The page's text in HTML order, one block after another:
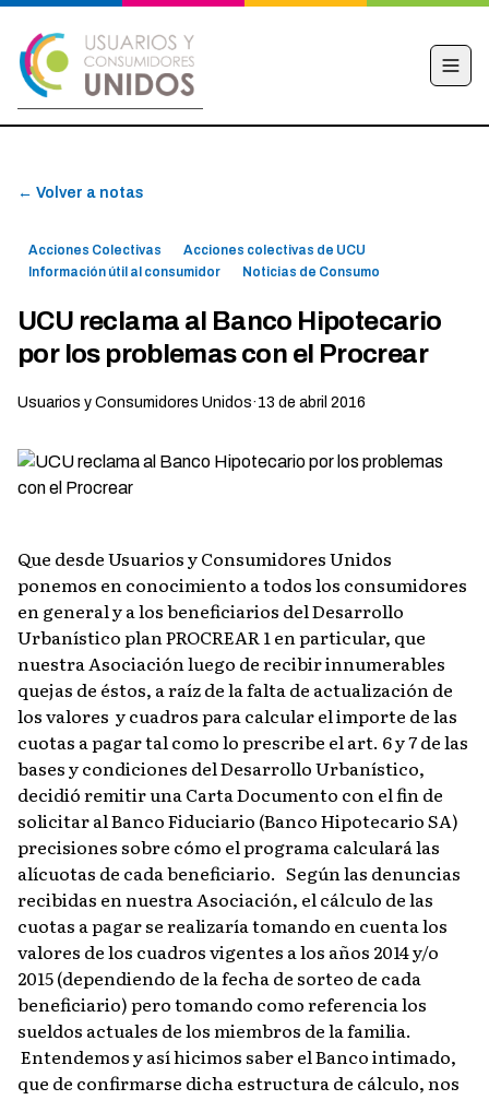
CAMPAÑA
EDUCACIÓN FINANCIERA
HACÉ TU DENUNCIA
OBSERVATORIO
CONTACTO
← Volver a notas
Acciones Colectivas
Acciones colectivas de UCU
Información útil al consumidor
Noticias de Consumo
UCU reclama al Banco Hipotecario
por los problemas con el Procrear
Usuarios y Consumidores Unidos· 13 de abril 2016
Que desde Usuarios y Consumidores Unidos
ponemos en conocimiento a todos los consumidores
en general y a los beneficiarios del Desarrollo
Urbanístico plan PROCREAR 1 en particular, que
nuestra Asociación luego de recibir innumerables
quejas de éstos, a raíz de la falta de actualización de
los valores y cuadros para calcular el importe de las
cuotas a pagar tal como lo prescribe el art. 6 y 7 de las
bases y condiciones del Desarrollo Urbanístico,
decidió remitir una Carta Documento con el fin de
solicitar al Banco Fiduciario (Banco Hipotecario SA)
precisiones sobre cómo el programa calculará las
alícuotas de cada beneficiario. Según las denuncias
recibidas en nuestra Asociación, el cálculo de las
cuotas a pagar se realizaría tomando en cuenta los
valores de los cuadros vigentes a los años 2014 y/o
2015 (dependiendo de la fecha de sorteo de cada
beneficiario) pero tomando como referencia los
sueldos actuales de los miembros de la familia.
Entendemos y así hicimos saber el Banco intimado,
que de confirmarse dicha estructura de cálculo, nos